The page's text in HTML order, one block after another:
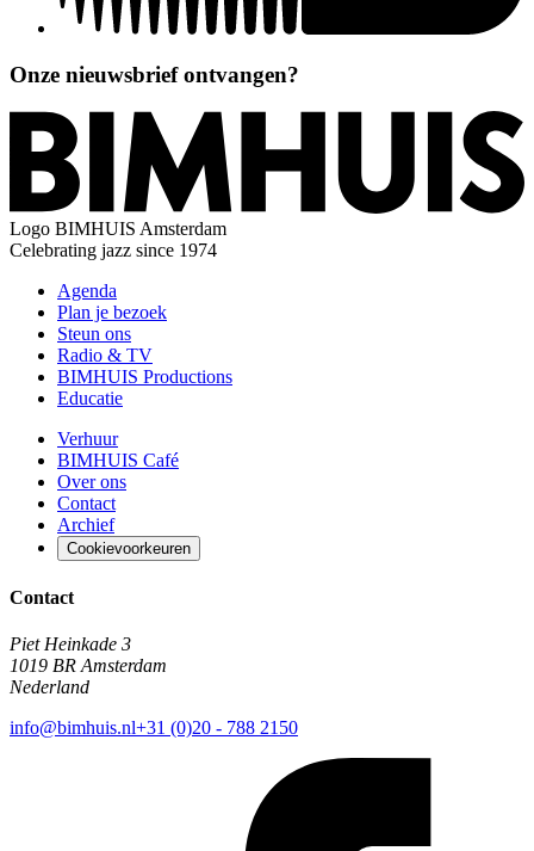
Onze nieuwsbrief ontvangen?
Logo BIMHUIS Amsterdam
Celebrating jazz since 1974
Agenda
Plan je bezoek
Steun ons
Radio & TV
BIMHUIS Productions
Educatie
Verhuur
BIMHUIS Café
Over ons
Contact
Archief
Cookievoorkeuren
Contact
Piet Heinkade 3
1019 BR Amsterdam
Nederland
info@bimhuis.nl+31 (0)20 - 788 2150